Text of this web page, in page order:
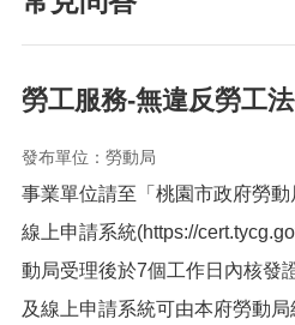
局
關
通
錄
業
務
訊
勞工服務-無違反勞工
發布單位：勞動局
事業單位請至「桃園市政府勞
線上申請系統(https://
動局受理後於7個工作日內核發
及線上申請系統可由本府勞動